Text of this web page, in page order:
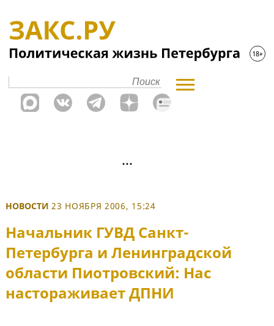
НОВОСТИ 23 НОЯБРЯ 2006, 15:24
Начальник ГУВД Санкт-
Петербурга и Ленинградской
области Пиотровский: Нас
настораживает ДПНИ